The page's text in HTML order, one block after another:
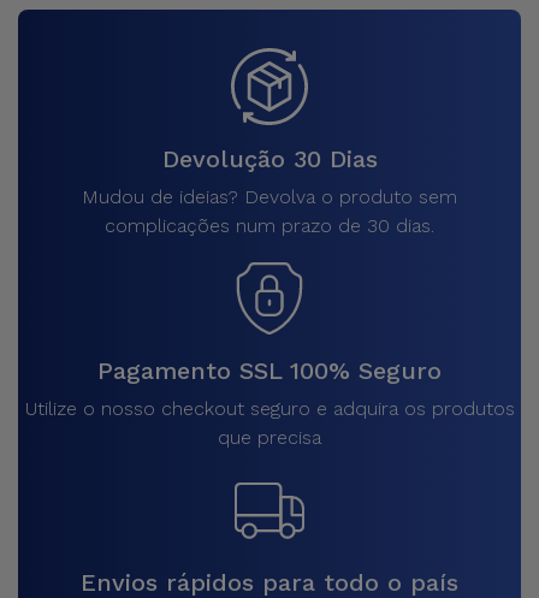
Devolução 30 Dias
Mudou de ideias? Devolva o produto sem
complicações num prazo de 30 dias.
Pagamento SSL 100% Seguro
Utilize o nosso checkout seguro e adquira os produtos
que precisa
Envios rápidos para todo o país